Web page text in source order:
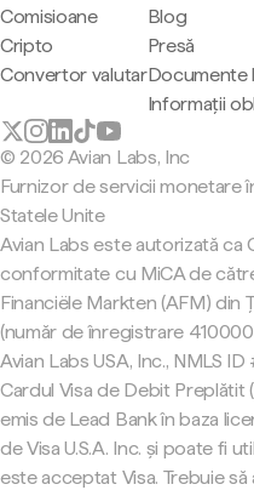
Comisioane
Cripto
Convertor valutar
Blog
Presă
Documente
Informații
© 2026 Avian Labs, Inc
Furnizor de servicii monetare
Statele Unite
Avian Labs este autorizată ca
conformitate cu MiCA de
Financiële Markten (AFM) din
(număr de înregistrare
Avian Labs USA, Inc., NMLS
Cardul Visa de Debit Preplătit
emis de Lead Bank în baza
de Visa U.S.A. Inc. și poate fi
este acceptat Visa. Trebuie să